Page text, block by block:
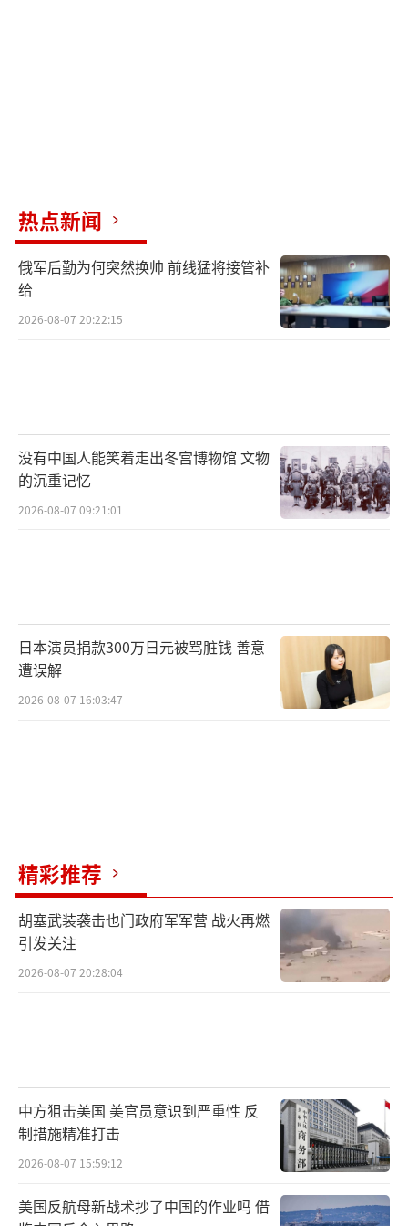
热点新闻
俄军后勤为何突然换帅 前线猛将接管补
给
2026-08-07 20:22:15
没有中国人能笑着走出冬宫博物馆 文物
的沉重记忆
2026-08-07 09:21:01
日本演员捐款300万日元被骂脏钱 善意
遭误解
2026-08-07 16:03:47
精彩推荐
胡塞武装袭击也门政府军军营 战火再燃
引发关注
2026-08-07 20:28:04
中方狙击美国 美官员意识到严重性 反
制措施精准打击
2026-08-07 15:59:12
美国反航母新战术抄了中国的作业吗 借